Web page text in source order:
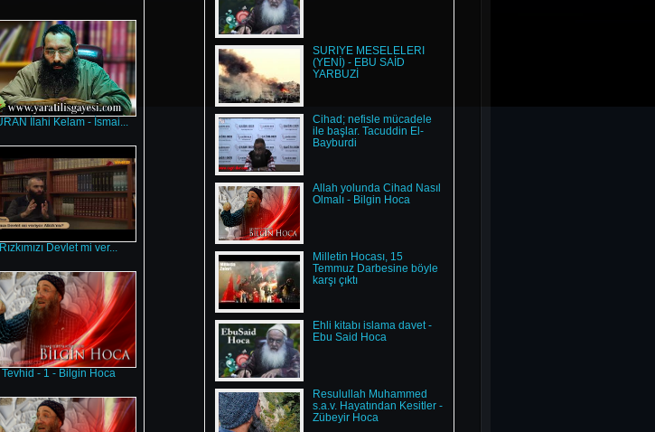
İlahi Kelam - İsmai...
Rızkımızı Devlet mi ver...
Tevhid - 1 - Bilgin Hoca
SURİYE MESELELERİ
(YENİ) - EBU SAİD
YARBUZİ
Cihad; nefisle mücadele
ile başlar. Tacuddin El-
Bayburdi
Allah yolunda Cihad Nasıl
Olmalı - Bilgin Hoca
Milletin Hocası, 15
Temmuz Darbesine böyle
karşı çıktı
Ehli kitabı islama davet -
Ebu Said Hoca
Resulullah Muhammed
s.a.v. Hayatından Kesitler -
Zübeyir Hoca